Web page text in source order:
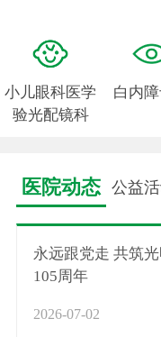
小儿眼科医学
验光配镜科
白内
医院动态 公益
永远跟党走 共筑光明梦——庆祝中国共产党成立
105周年
2026-07-02